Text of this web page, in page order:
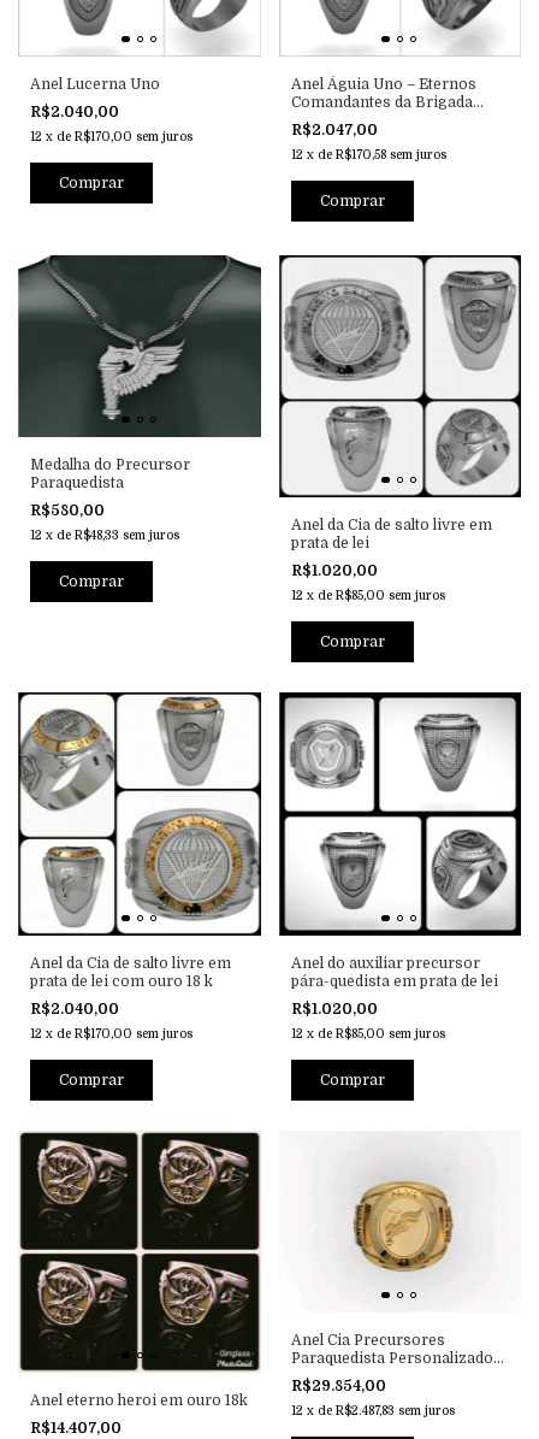
Anel Lucerna Uno
R$2.040,00
12 x de R$170,00 sem juros
Anel Águia Uno – Eternos
Comandantes da Brigada
Paraquedista
R$2.047,00
12 x de R$170,58 sem juros
Medalha do Precursor
Paraquedista
R$580,00
12 x de R$48,33 sem juros
Comprar
Anel da Cia de salto livre em
prata de lei
R$1.020,00
12 x de R$85,00 sem juros
Comprar
Anel da Cia de salto livre em
prata de lei com ouro 18 k
R$2.040,00
12 x de R$170,00 sem juros
Comprar
Anel do auxiliar precursor
pára-quedista em prata de lei
R$1.020,00
12 x de R$85,00 sem juros
Comprar
Anel eterno heroi em ouro 18k
R$14.407,00
Anel Cia Precursores
Paraquedista Personalizado
em Ouro
R$29.854,00
12 x de R$2.487,83 sem juros